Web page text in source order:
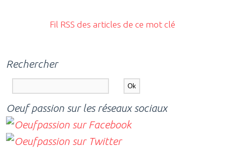
Fil RSS des articles de ce mot clé
Rechercher
Oeuf passion sur les réseaux sociaux